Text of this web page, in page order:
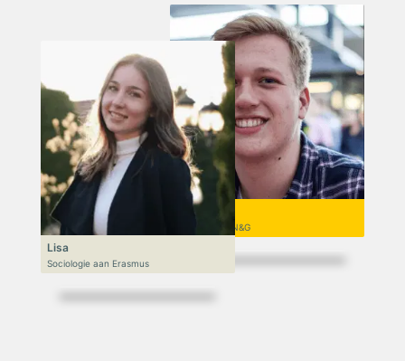
Niek
VWO 6, N&T/N&G
Lisa
Sociologie aan Erasmus